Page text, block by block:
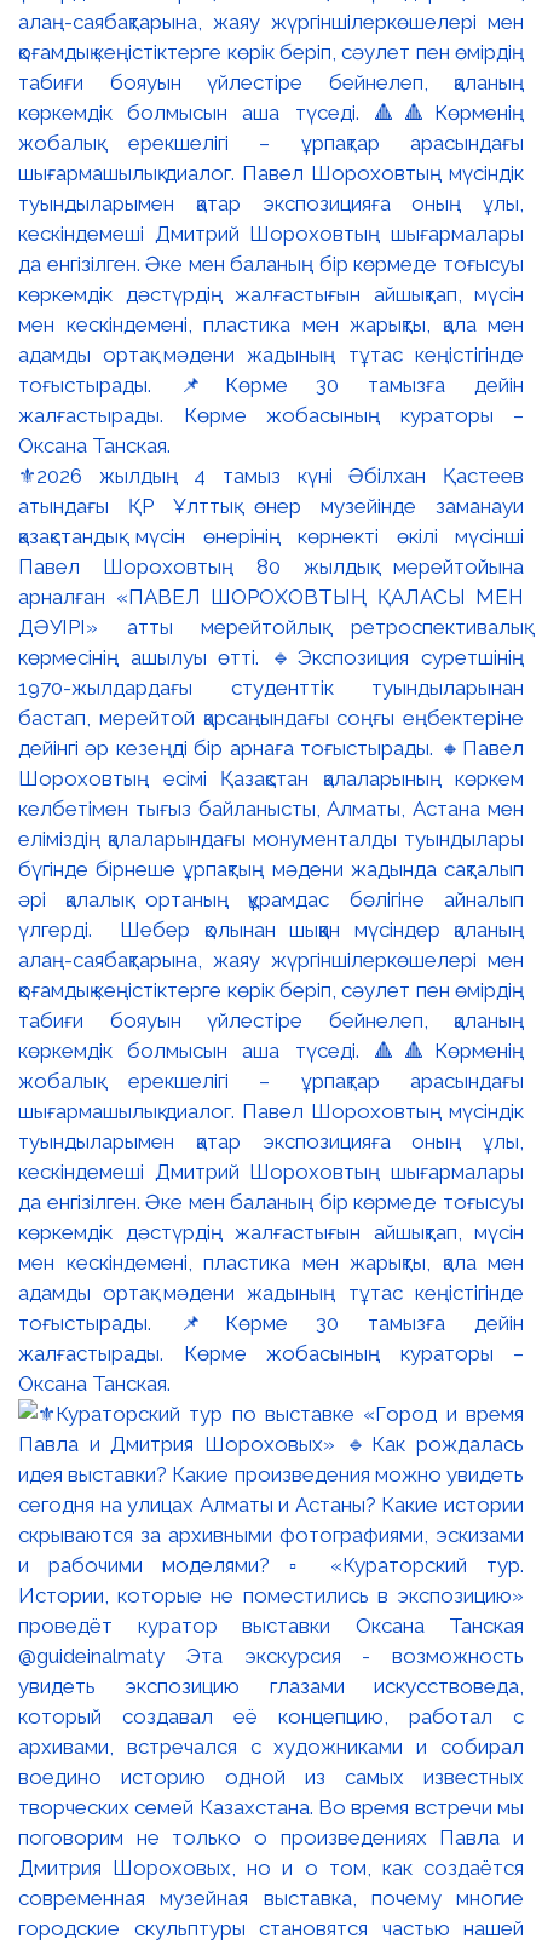
⚜️2026 жылдың 4 тамыз күні Әбілхан Қастеев
атындағы ҚР Ұлттық өнер музейінде заманауи
қазақстандық мүсін өнерінің көрнекті өкілі мүсінші
Павел Шороховтың 80 жылдық мерейтойына
арналған «ПАВЕЛ ШОРОХОВТЫҢ ҚАЛАСЫ МЕН
ДӘУІРІ» атты мерейтойлық ретроспективалық
көрмесінің ашылуы өтті. 🔹Экспозиция суретшінің
1970-жылдардағы студенттік туындыларынан
бастап, мерейтой қарсаңындағы соңғы еңбектеріне
дейінгі әр кезеңді бір арнаға тоғыстырады. 🔸Павел
Шороховтың есімі Қазақстан қалаларының көркем
келбетімен тығыз байланысты, Алматы, Астана мен
еліміздің қалаларындағы монументалды туындылары
бүгінде бірнеше ұрпақтың мәдени жадында сақталып
әрі қалалық ортаның құрамдас бөлігіне айналып
үлгерді. Шебер қолынан шыққан мүсіндер қаланың
алаң-саябақтарына, жаяу жүргіншілеркөшелері мен
қоғамдық кеңістіктерге көрік беріп, сәулет пен өмірдің
табиғи бояуын үйлестіре бейнелеп, қаланың
көркемдік болмысын аша түседі. 🔺🔺Көрменің
жобалық ерекшелігі – ұрпақтар арасындағы
шығармашылық диалог. Павел Шороховтың мүсіндік
туындыларымен қатар экспозицияға оның ұлы,
кескіндемеші Дмитрий Шороховтың шығармалары
да енгізілген. Әке мен баланың бір көрмеде тоғысуы
көркемдік дәстүрдің жалғастығын айшықтап, мүсін
мен кескіндемені, пластика мен жарықты, қала мен
адамды ортақ мәдени жадының тұтас кеңістігінде
тоғыстырады. 📌Көрме 30 тамызға дейін
жалғастырады. Көрме жобасының кураторы –
Оксана Танская.